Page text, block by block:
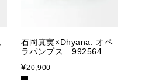
石岡真実×Dhyana. オペ
ラパンプス 992564
¥20,900